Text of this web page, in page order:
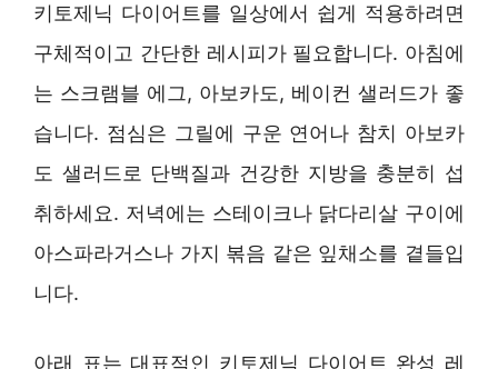
키토제닉 다이어트를 일상에서 쉽게 적용하려면
구체적이고 간단한 레시피가 필요합니다. 아침에
는 스크램블 에그, 아보카도, 베이컨 샐러드가 좋
습니다. 점심은 그릴에 구운 연어나 참치 아보카
도 샐러드로 단백질과 건강한 지방을 충분히 섭
취하세요. 저녁에는 스테이크나 닭다리살 구이에
아스파라거스나 가지 볶음 같은 잎채소를 곁들입
니다.
아래 표는 대표적인 키토제닉 다이어트 완성 레